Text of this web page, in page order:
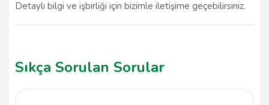
Detaylı bilgi ve işbirliği için bizimle iletişime geçebilirsiniz.
Sıkça Sorulan Sorular